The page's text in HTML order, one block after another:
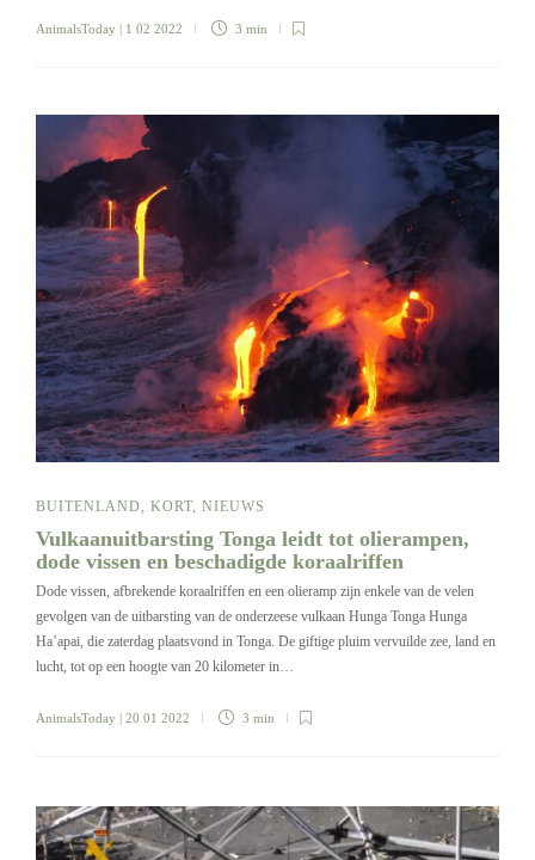
AnimalsToday | 1 02 2022 3 min
BUITENLAND, KORT, NIEUWS
Vulkaanuitbarsting Tonga leidt tot olierampen,
dode vissen en beschadigde koraalriffen
Dode vissen, afbrekende koraalriffen en een olieramp zijn enkele van de velen
gevolgen van de uitbarsting van de onderzeese vulkaan Hunga Tonga Hunga
Ha’apai, die zaterdag plaatsvond in Tonga. De giftige pluim vervuilde zee, land en
lucht, tot op een hoogte van 20 kilometer in…
AnimalsToday | 20 01 2022 3 min